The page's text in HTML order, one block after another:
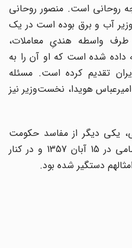
روحانی است. منصور روحانی
آب و برق بوده است در یک
واسطه هندیِ معاملات،
شده است که او آن را به
تقدیم کرده است. مسئله
هویدا، نخست‌وزیر نیز
یکی دیگر از مفاسد حکومت
پهلوی بود که توسط حکومت نظامی در 15 آبان 1357 و در کنار
دستگیر شده بود.